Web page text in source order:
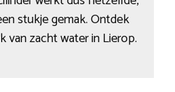
stukje gemak. Ontdek
van zacht water in Lierop.